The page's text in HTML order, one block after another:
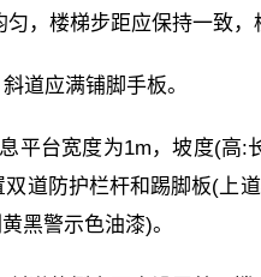
，楼梯步距应保持一致
道应满铺脚手板。
平台宽度为1m，坡度(高
道防护栏杆和踢脚板(上
黑警示色油漆)。